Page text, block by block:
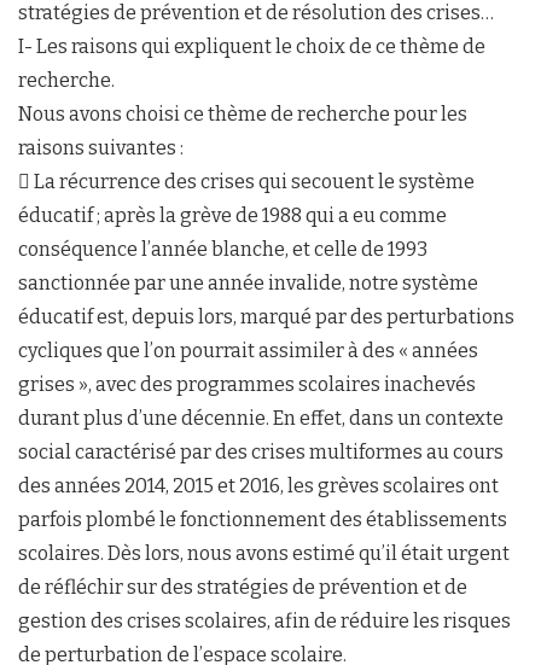
stratégies de prévention et de résolution des crises…
I- Les raisons qui expliquent le choix de ce thème de
recherche.
Nous avons choisi ce thème de recherche pour les
raisons suivantes :
 La récurrence des crises qui secouent le système
éducatif ; après la grève de 1988 qui a eu comme
conséquence l’année blanche, et celle de 1993
sanctionnée par une année invalide, notre système
éducatif est, depuis lors, marqué par des perturbations
cycliques que l’on pourrait assimiler à des « années
grises », avec des programmes scolaires inachevés
durant plus d’une décennie. En effet, dans un contexte
social caractérisé par des crises multiformes au cours
des années 2014, 2015 et 2016, les grèves scolaires ont
parfois plombé le fonctionnement des établissements
scolaires. Dès lors, nous avons estimé qu’il était urgent
de réfléchir sur des stratégies de prévention et de
gestion des crises scolaires, afin de réduire les risques
de perturbation de l’espace scolaire.